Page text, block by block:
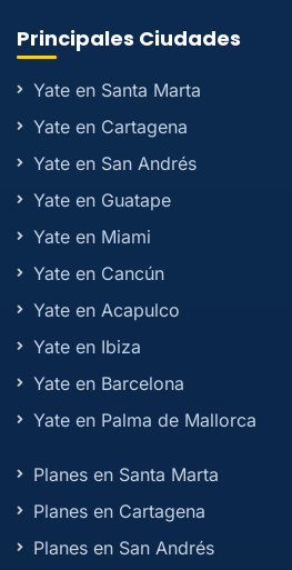
Principales Ciudades
Yate en Santa Marta
Yate en Cartagena
Yate en San Andrés
Yate en Guatape
Yate en Miami
Yate en Cancún
Yate en Acapulco
Yate en Ibiza
Yate en Barcelona
Yate en Palma de Mallorca
Planes en Santa Marta
Planes en Cartagena
Planes en San Andrés